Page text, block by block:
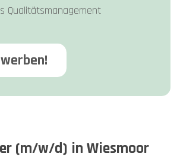
Qualitätsmanagement
(m/w/d) in Wiesmoor